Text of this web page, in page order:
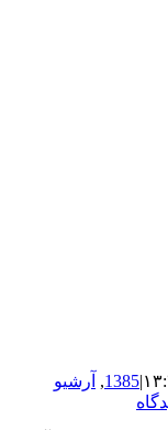
|
1385
, آرشیو